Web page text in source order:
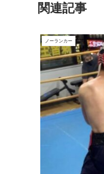
関連記事
ノーランカー